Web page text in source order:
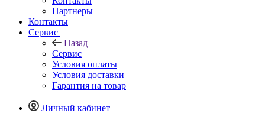
Партнеры
Контакты
Сервис
Назад
Сервис
Условия оплаты
Условия доставки
Гарантия на товар
Личный кабинет